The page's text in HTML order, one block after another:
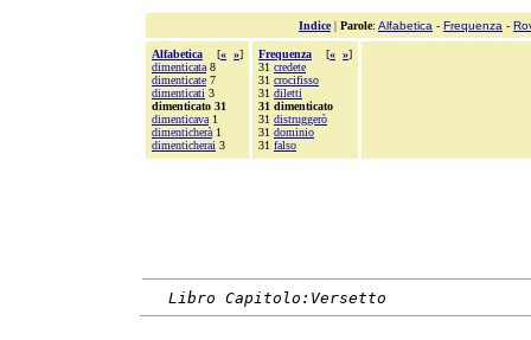
Indice| Parole: Alfabetica - Frequenza -
Alfabetica [« »]
dimenticata 8
dimenticate 7
dimenticati 3
dimenticato 31
dimenticava 1
dimenticherà 1
dimenticherai 3
Frequenza [« »]
31 credete
31 crocifisso
31 diletti
31 dimenticato
31 distruggerò
31 dominio
31 falso
Libro Capitolo:Versetto